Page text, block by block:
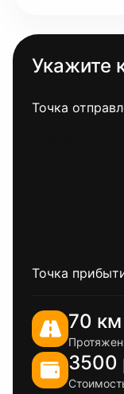
Укажите
Точка
Точка
70 км
3500